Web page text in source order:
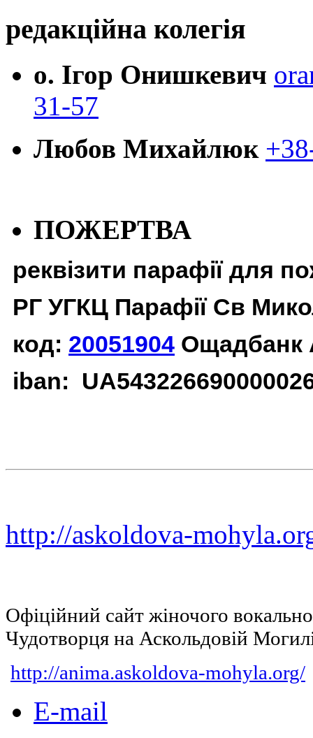
редакційна колегія
о. Ігор Онишкевич
31-57
Любов Михайлюк
ПОЖЕРТВА
реквізити парафії для
РГ УГКЦ Парафії Св
код: 20051904 Ощадбанк
iban:
http://askoldova-
Офіційний сайт жіночого
Чудотворця на Аскольдовій
http://anima.askoldova-mohyla.org/
E-mail